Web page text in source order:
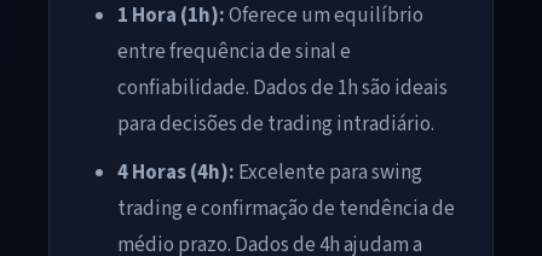
1 Hora (1h):Oferece um equilíbrio
entre frequência de sinal e
confiabilidade. Dados de 1h são ideais
para decisões de trading intradiário.
4 Horas (4h): Excelente para swing
trading e confirmação de tendência de
médio prazo. Dados de 4h ajudam a